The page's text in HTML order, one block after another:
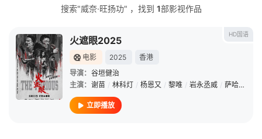
搜索"威奈·旺扬功" ，找到 1部影视作品
HD国语
火遮眼2025
电影 2025
香港
导演： 谷垣健治
主演： 谢苗 / 林科灯 / 杨恩又 / 黎唯 / 岩永丞威 / 萨哈贾克·波斯安吉特
立即播放